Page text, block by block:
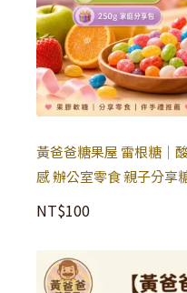
黃爸爸糖果屋 雷根糖｜
感 辦公室零食 親子分享
NT$100